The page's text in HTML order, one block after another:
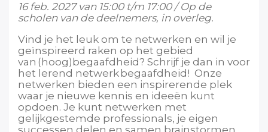
16 feb. 2027 van 15:00 t/m 17:00 / Op de
scholen van de deelnemers, in overleg.
Vind je het leuk om te netwerken en wil je
geïnspireerd raken op het gebied
van (hoog)begaafdheid? Schrijf je dan in voor
het lerend netwerk begaafdheid! Onze
netwerken bieden een inspirerende plek
waar je nieuwe kennis en ideeën kunt
opdoen. Je kunt netwerken met
gelijkgestemde professionals, je eigen